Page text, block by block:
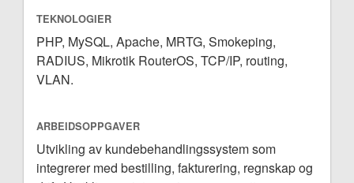
TEKNOLOGIER
PHP, MySQL, Apache, MRTG, Smokeping,
RADIUS, Mikrotik RouterOS, TCP/IP, routing,
VLAN.
ARBEIDSOPPGAVER
Utvikling av kundebehandlingssystem som
integrerer med bestilling, fakturering, regnskap og